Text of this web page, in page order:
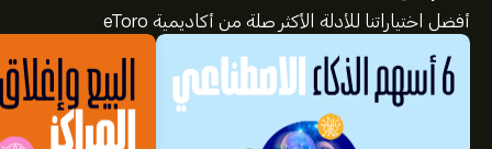
أفضل اختياراتنا للأدلة الأكثر صلة من أكاديمية eToro